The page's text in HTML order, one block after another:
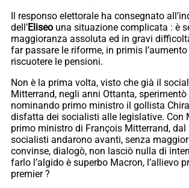
Il responso elettorale ha consegnato
dell’Eliseo una situazione complicata : è
maggioranza assoluta ed in gravi
far passare le riforme, in primis l’aumento
riscuotere le pensioni.
Non è la prima volta, visto che già il
Mitterrand, negli anni Ottanta,
nominando primo ministro il gollista
disfatta dei socialisti alle legislative. Con
primo ministro di François Mitterrand, dal
socialisti andarono avanti, senza
convinse, dialogò, non lasciò nulla di
farlo l’algido è superbo Macron, l’allievo
premier ?